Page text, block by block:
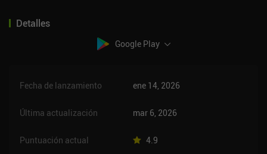
Detalles
Google Play
Fecha de lanzamiento ene 14, 2026
Última actualización mar 6, 2026
Puntuación actual 4.9